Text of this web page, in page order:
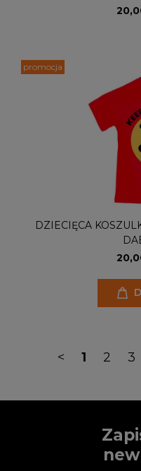
DZIECIĘCA
promocja
< 1 2 3